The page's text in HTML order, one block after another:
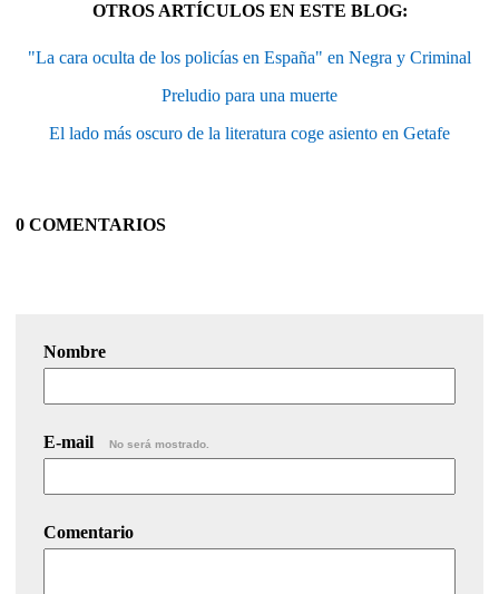
OTROS ARTÍCULOS EN ESTE BLOG:
"La cara oculta de los policías en España" en Negra y Criminal
Preludio para una muerte
El lado más oscuro de la literatura coge asiento en Getafe
0 COMENTARIOS
Nombre
E-mail No será mostrado.
Comentario